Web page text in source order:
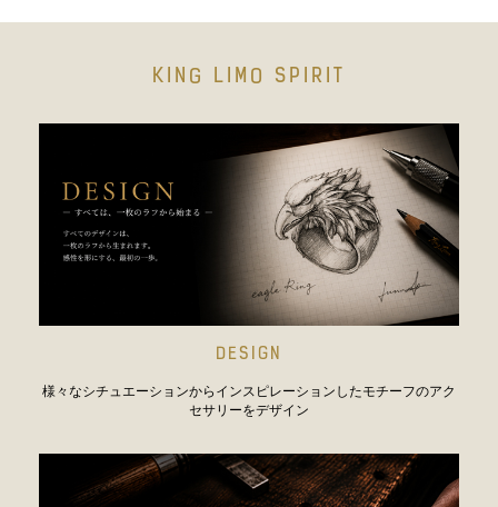
KING LIMO SPIRIT
DESIGN
様々なシチュエーションからインスピレーションしたモチーフのアク
セサリーをデザイン